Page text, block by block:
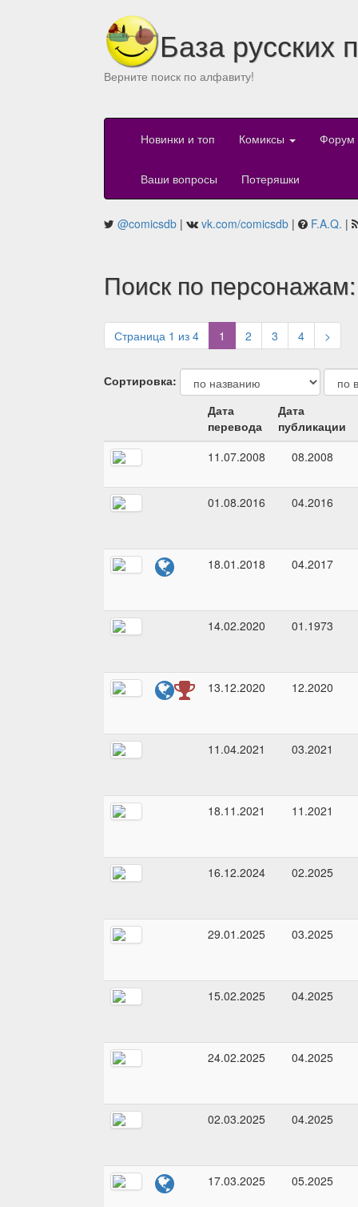
База русских
Верните поиск по алфавиту!
Новинки и топ Комиксы Форум
Ваши вопросы Потеряшки
@comicsdb | vk.com/comicsdb | F.A.Q. |
Поиск по
Страница 1 из 4 1 (current)
2 3 4 >
Сортировка:
Дата
перевода
Дата
публикации
11.07.2008
08.2008
01.08.2016 04.2016
18.01.2018 04.2017
14.02.2020 01.1973
13.12.2020 12.2020
11.04.2021 03.2021
18.11.2021 11.2021
16.12.2024 02.2025
29.01.2025 03.2025
15.02.2025 04.2025
24.02.2025 04.2025
02.03.2025 04.2025
17.03.2025 05.2025